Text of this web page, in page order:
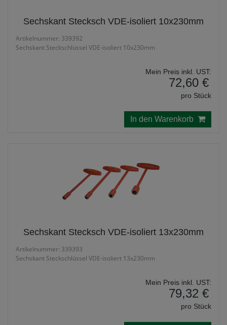
Sechskant Stecksch VDE-isoliert 10x230mm
Artikelnummer: 339392
Sechskant Steckschlüssel VDE-isoliert 10x230mm
Mein Preis inkl. UST:
72,60 €
pro Stück
In den Warenkorb
Sechskant Stecksch VDE-isoliert 13x230mm
Artikelnummer: 339393
Sechskant Steckschlüssel VDE-isoliert 13x230mm
Mein Preis inkl. UST:
79,32 €
pro Stück